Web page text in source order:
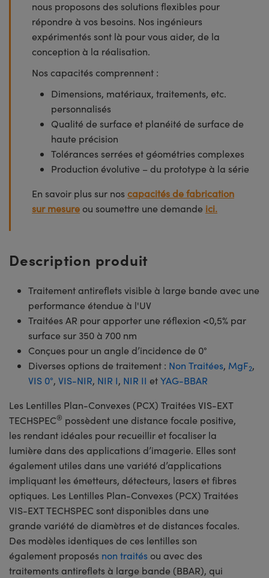
nous proposons des solutions flexibles pour
répondre à vos besoins. Nos ingénieurs
expérimentés sont là pour vous aider, de la
conception à la réalisation.
Nos capacités comprennent :
Dimensions, matériaux, traitements, etc.
personnalisés
Qualité de surface et planéité de surface de
haute précision
Tolérances serrées et géométries complexes
Production évolutive – du prototype à la série
En savoir plus sur nos capacités de fabrication
sur mesure ou soumettre une demande ici.
Description produit
Traitement antireflets visible à large bande avec une
performance étendue à l'UV
Traitées AR pour apporter une réflexion <0,5% par
surface sur 350 à 700 nm
Conçues pour un angle d’incidence de 0°
Diverses options de traitement : Non Traitées, MgF2,
VIS 0°, VIS-NIR, NIR I, NIR II etYAG-BBAR
Les Lentilles Plan-Convexes (PCX) Traitées VIS-EXT
TECHSPEC® possèdent une distance focale positive,
les rendant idéales pour recueillir et focaliser la
lumière dans des applications d’imagerie. Elles sont
également utiles dans une variété d’applications
impliquant les émetteurs, détecteurs, lasers et fibres
optiques. Les Lentilles Plan-Convexes (PCX) Traitées
VIS-EXT TECHSPEC sont disponibles dans une
grande variété de diamètres et de distances focales.
Des modèles identiques de ces lentilles son
également proposés non traités ou avec des
traitements antireflets à large bande (BBAR), qui